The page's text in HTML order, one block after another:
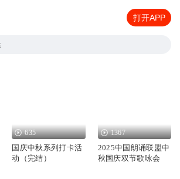
打开APP
635
国庆中秋系列打卡活
动（完结）
1367
2025中国朗诵联盟中
秋国庆双节歌咏会